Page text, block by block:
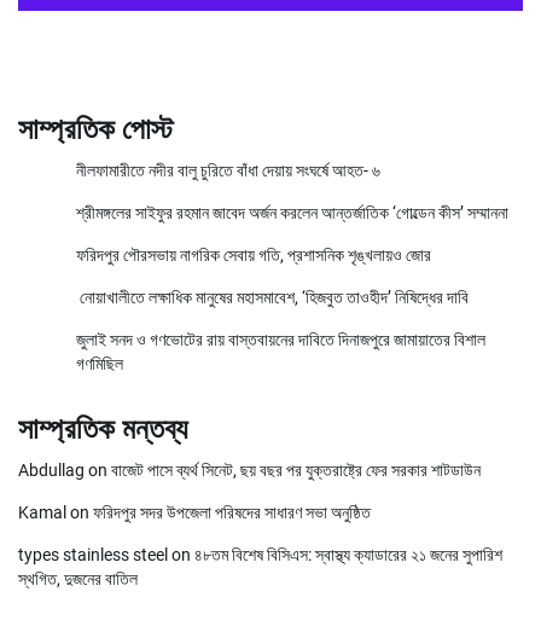
সাম্প্রতিক পোস্ট
নীলফামারীতে নদীর বালু চুরিতে বাঁধা দেয়ায় সংঘর্ষে আহত- ৬
শ্রীমঙ্গলের সাইফুর রহমান জাবেদ অর্জন করলেন আন্তর্জাতিক ‘গোল্ডেন কীস’ সম্মাননা
ফরিদপুর পৌরসভায় নাগরিক সেবায় গতি, প্রশাসনিক শৃঙ্খলায়ও জোর
নোয়াখালীতে লক্ষাধিক মানুষের মহাসমাবেশ, ‘হিজবুত তাওহীদ’ নিষিদ্ধের দাবি
জুলাই সনদ ও গণভোটের রায় বাস্তবায়নের দাবিতে দিনাজপুরে জামায়াতের বিশাল
গণমিছিল
সাম্প্রতিক মন্তব্য
Abdullag on বাজেট পাসে ব্যর্থ সিনেট, ছয় বছর পর যুক্তরাষ্ট্রে ফের সরকার শাটডাউন
Kamal on ফরিদপুর সদর উপজেলা পরিষদের সাধারণ সভা অনুষ্ঠিত
types stainless steel on ৪৮তম বিশেষ বিসিএস: স্বাস্থ্য ক্যাডারের ২১ জনের সুপারিশ
স্থগিত, দুজনের বাতিল